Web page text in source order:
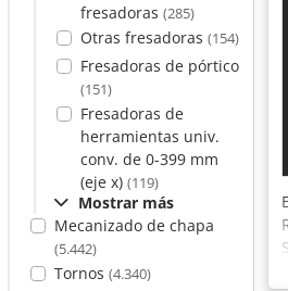
fresadoras (285)
Otras fresadoras (154)
Fresadoras de pórtico
(151)
Fresadoras de
herramientas univ.
conv. de 0-399 mm
(eje x) (119)
Mostrar más
Mecanizado de chapa
(5.442)
Tornos (4.340)